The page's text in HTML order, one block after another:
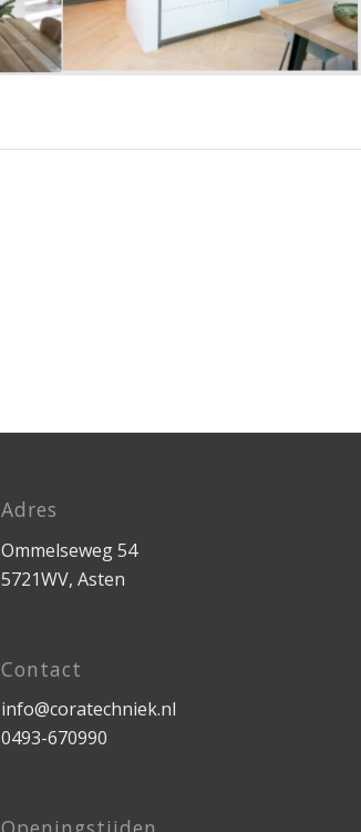
Adres
Ommelseweg 54
5721WV, Asten
Contact
info@coratechniek.nl
0493-670990